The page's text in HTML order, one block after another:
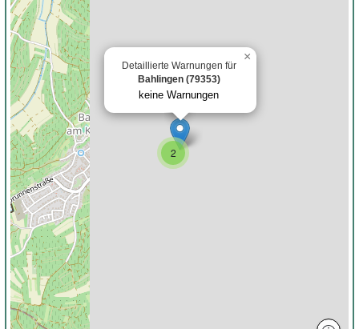
2
Detaillierte Warnungen für
Bahlingen (79353)
keine Warnungen
×